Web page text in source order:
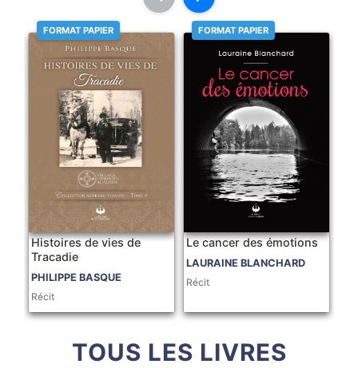
FORMAT PAPIER
Histoires de vies de
Tracadie
PHILIPPE BASQUE
Récit
FORMAT PAPIER
Le cancer des émotions
LAURAINE BLANCHARD
Récit
TOUS LES LIVRES